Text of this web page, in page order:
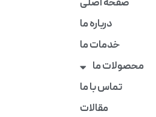
صفحه اصلی
درباره ما
خدمات ما
محصولات ما
تماس با ما
مقالات